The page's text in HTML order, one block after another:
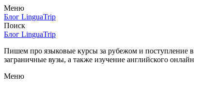
Меню
Блог LinguaTrip
Поиск
Блог LinguaTrip
Пишем про языковые курсы за рубежом и поступление в
заграничные вузы, а также изучение английского онлайн
Меню